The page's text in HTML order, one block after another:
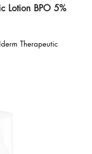
Lotion BPO 5%
Therapeutic